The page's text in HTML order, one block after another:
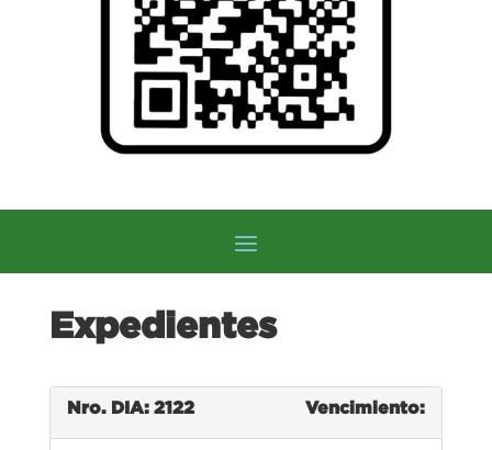
Expedientes
Nro. DIA: 2122 Vencimiento: